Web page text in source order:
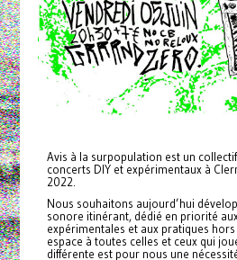
Avis à la surpopulation est un
concerts DIY et expérimentaux à
2022.
Nous souhaitons aujourd’hui
sonore itinérant, dédié en priorité
expérimentales et aux pratiques
espace à toutes celles et ceux qui
différente est pour nous une